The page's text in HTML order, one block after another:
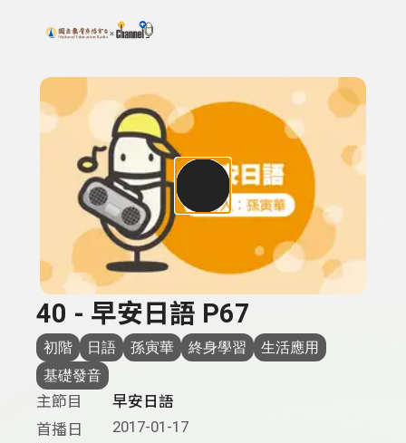
上方功能區塊
搜尋關鍵字：可輸入節目名稱、主持人或關鍵字
40 - 早安日語 P67
初階 日語 孫寅華 終身學習
生活應用
基礎發音
主節目
早安日語
首播日
2017-01-17